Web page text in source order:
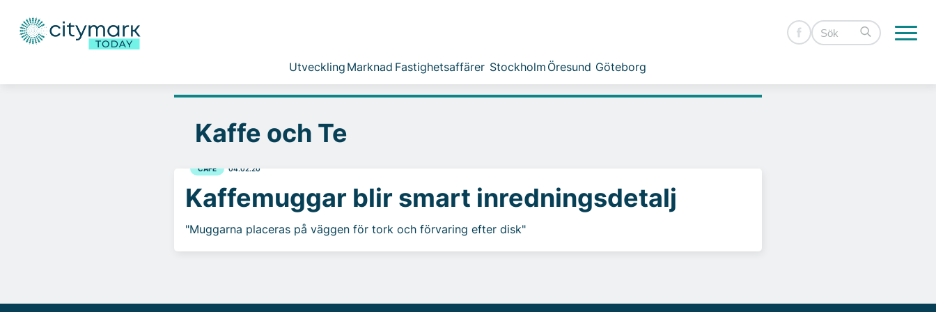
Utveckling Marknad Fastighetsaffärer Stockholm Öresund Göteborg
Kaffe och Te
CAFÉ 04.02.20
Kaffemuggar blir smart inredningsdetalj
"Muggarna placeras på väggen för tork och förvaring efter disk"